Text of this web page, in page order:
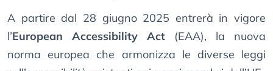
A partire dal 28 giugno 2025 entrerà in vigore
l’European Accessibility Act (EAA), la nuova
norma europea che armonizza le diverse leggi